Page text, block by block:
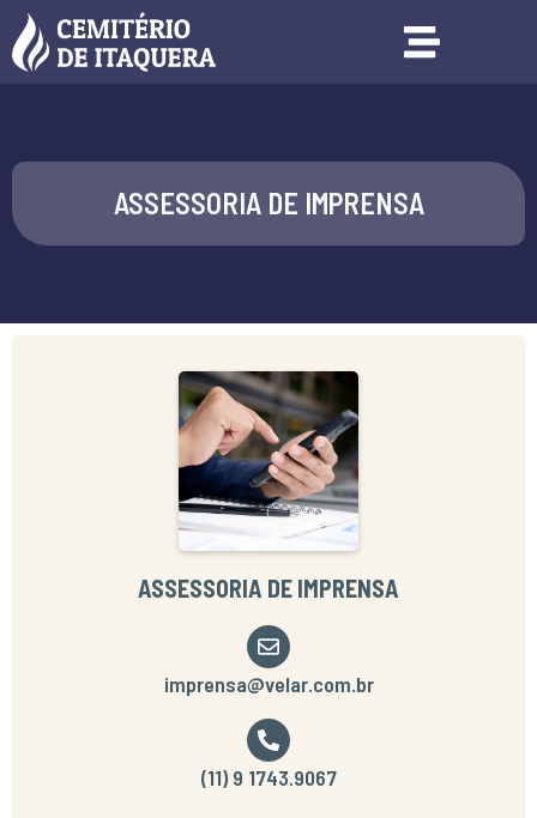
ASSESSORIA DE IMPRENSA
ASSESSORIA DE IMPRENSA
imprensa@velar.com.br
(11) 9 1743.9067